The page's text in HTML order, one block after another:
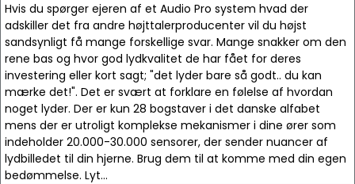
Hvis du spørger ejeren af et Audio Pro system hvad der
adskiller det fra andre højttalerproducenter vil du højst
sandsynligt få mange forskellige svar. Mange snakker om den
rene bas og hvor god lydkvalitet de har fået for deres
investering eller kort sagt; "det lyder bare så godt.. du kan
mærke det!". Det er svært at forklare en følelse af hvordan
noget lyder. Der er kun 28 bogstaver i det danske alfabet
mens der er utroligt komplekse mekanismer i dine ører som
indeholder 20.000-30.000 sensorer, der sender nuancer af
lydbilledet til din hjerne. Brug dem til at komme med din egen
bedømmelse. Lyt...